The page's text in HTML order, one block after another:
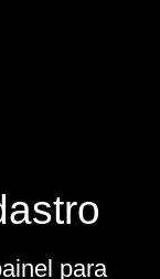
para